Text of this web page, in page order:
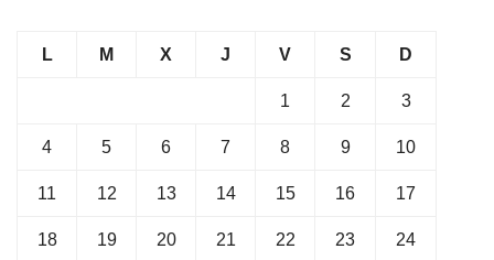
L M X J V S D
1 2 3
4 5 6 7 8 9 10
11 12 13 14 15 16 17
18 19 20 21 22 23 24